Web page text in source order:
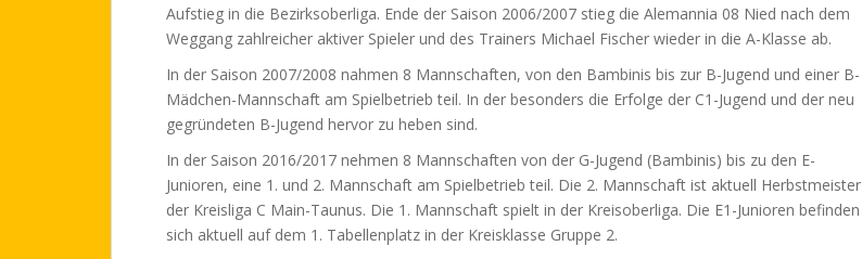
Aufstieg in die Bezirksoberliga. Ende der Saison 2006/2007 stieg die Alemannia 08 Nied nach dem
Weggang zahlreicher aktiver Spieler und des Trainers Michael Fischer wieder in die A-Klasse ab.
In der Saison 2007/2008 nahmen 8 Mannschaften, von den Bambinis bis zur B-Jugend und einer B-
Mädchen-Mannschaft am Spielbetrieb teil. In der besonders die Erfolge der C1-Jugend und der neu
gegründeten B-Jugend hervor zu heben sind.
In der Saison 2016/2017 nehmen 8 Mannschaften von der G-Jugend (Bambinis) bis zu den E-
Junioren, eine 1. und 2. Mannschaft am Spielbetrieb teil. Die 2. Mannschaft ist aktuell Herbstmeister
der Kreisliga C Main-Taunus. Die 1. Mannschaft spielt in der Kreisoberliga. Die E1-Junioren befinden
sich aktuell auf dem 1. Tabellenplatz in der Kreisklasse Gruppe 2.